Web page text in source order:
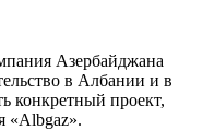
Азербайджана
в Албании и в
конкретный проект,
«Albgaz».